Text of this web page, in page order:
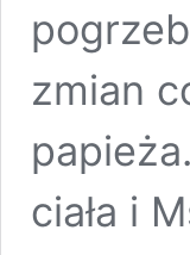
zmian
ciała i